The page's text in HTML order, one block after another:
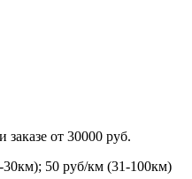
от 30000 руб.
50 руб/км (31-100км)